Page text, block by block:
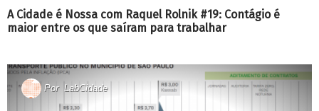
A Cidade é Nossa com Raquel Rolnik #19: Contágio é
maior entre os que saíram para trabalhar
Por LabCidade